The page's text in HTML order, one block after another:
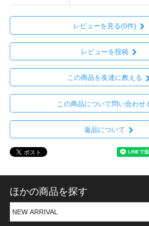
レビューを見る(0件)
レビューを投稿
この商品を友達に教える
この商品について問い合わせ
返品について
ほかの商品を探す